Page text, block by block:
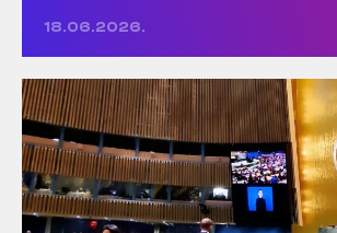
18.06.2026.